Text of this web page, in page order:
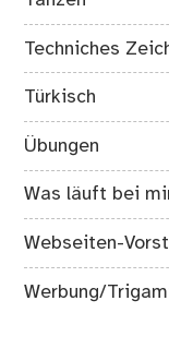
Techniches
Türkisch
Übungen
Was läuft bei
Webseiten-
Werbung/